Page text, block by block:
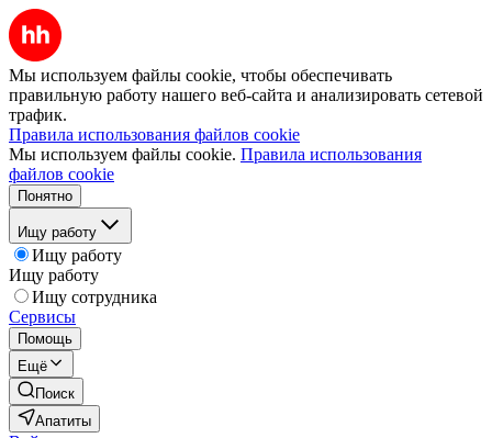
Мы используем файлы cookie, чтобы обеспечивать
правильную работу нашего веб-сайта и анализировать сетевой
трафик.
Правила использования файлов cookie
Мы используем файлы cookie. Правила использования
файлов cookie
Понятно
Ищу работу
Ищу работу
Ищу работу
Ищу сотрудника
Сервисы
Помощь
Ещё
Поиск
Апатиты